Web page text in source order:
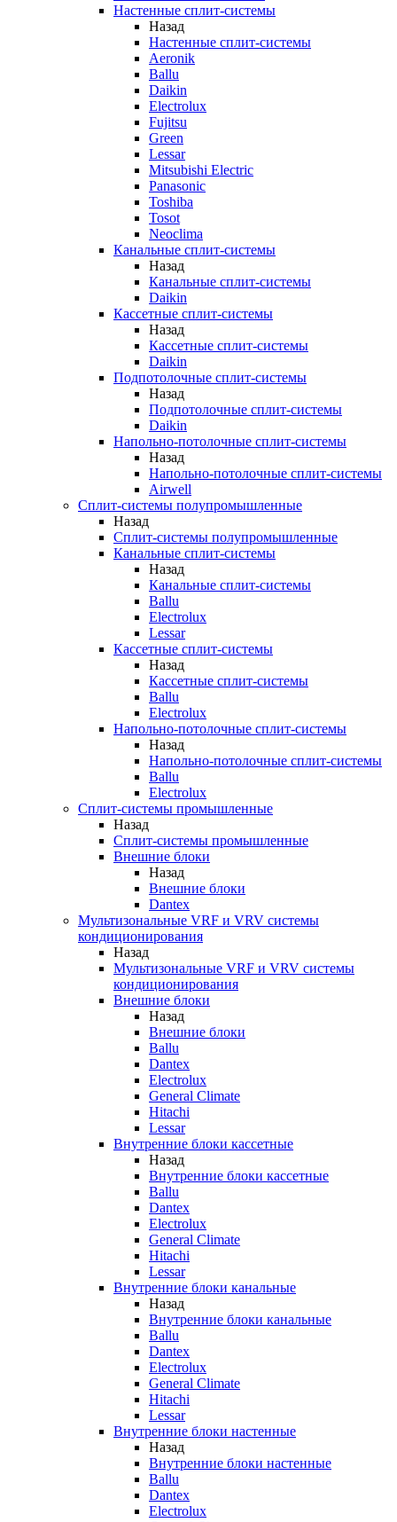
Настенные сплит-системы
Назад
Настенные сплит-системы
Aeronik
Ballu
Daikin
Electrolux
Fujitsu
Green
Lessar
Mitsubishi Electric
Panasonic
Toshiba
Tosot
Neoclima
Канальные сплит-системы
Назад
Канальные сплит-системы
Daikin
Кассетные сплит-системы
Назад
Кассетные сплит-системы
Daikin
Подпотолочные сплит-системы
Назад
Подпотолочные сплит-системы
Daikin
Напольно-потолочные сплит-системы
Назад
Напольно-потолочные сплит-системы
Airwell
Сплит-системы полупромышленные
Назад
Сплит-системы полупромышленные
Канальные сплит-системы
Назад
Канальные сплит-системы
Ballu
Electrolux
Lessar
Кассетные сплит-системы
Назад
Кассетные сплит-системы
Ballu
Electrolux
Напольно-потолочные сплит-системы
Назад
Напольно-потолочные сплит-системы
Ballu
Electrolux
Сплит-системы промышленные
Назад
Сплит-системы промышленные
Внешние блоки
Назад
Внешние блоки
Dantex
Мультизональные VRF и VRV системы
кондиционирования
Назад
Мультизональные VRF и VRV системы
кондиционирования
Внешние блоки
Назад
Внешние блоки
Ballu
Dantex
Electrolux
General Climate
Hitachi
Lessar
Внутренние блоки кассетные
Назад
Внутренние блоки кассетные
Ballu
Dantex
Electrolux
General Climate
Hitachi
Lessar
Внутренние блоки канальные
Назад
Внутренние блоки канальные
Ballu
Dantex
Electrolux
General Climate
Hitachi
Lessar
Внутренние блоки настенные
Назад
Внутренние блоки настенные
Ballu
Dantex
Electrolux